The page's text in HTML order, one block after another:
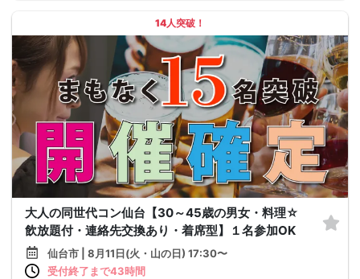
14人突破！
大人の同世代コン仙台【30～45歳の男女・料理☆
飲放題付・連絡先交換あり・着席型】１名参加OK
仙台市 | 8月11日(火・山の日) 17:30〜
受付終了まで43時間